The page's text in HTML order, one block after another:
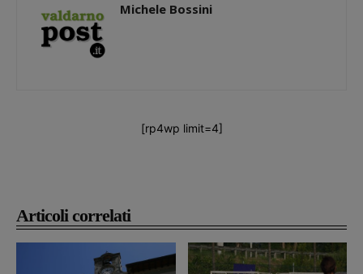
Articoli correlati
Michele Bossini
[rp4wp limit=4]